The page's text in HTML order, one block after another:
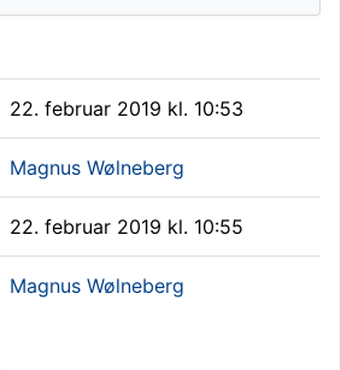
22. februar 2019 kl. 10:53
Magnus Wølneberg
22. februar 2019 kl. 10:55
Magnus Wølneberg